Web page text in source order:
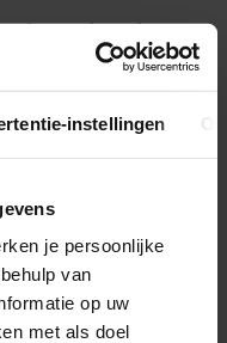
instellingen
je persoonlijke
van
op uw
met als doel
van de BN’er.
belde Bart.